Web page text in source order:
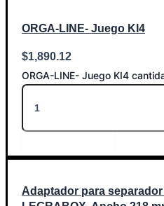
ORGA-LINE- Juego KI4
$1,890.12
ORGA-LINE- Juego KI4
Adaptador para